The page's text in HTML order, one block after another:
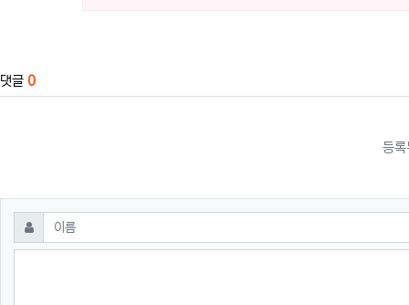
댓글 0
등
댓글쓰기
이름 필수